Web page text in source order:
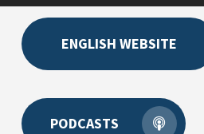
ENGLISH WEBSITE
PODCASTS